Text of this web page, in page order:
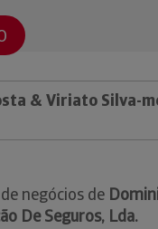
& Viriato Silva-
negócios de
De Seguros, Lda.